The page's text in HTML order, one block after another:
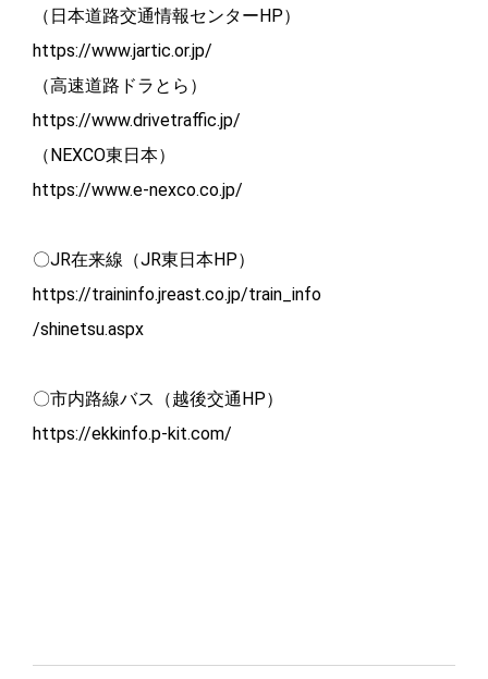
（日本道路交通情報センターHP）
https://www.jartic.or.jp/
（高速道路ドラとら）
https://www.drivetraffic.jp/
（NEXCO東日本）
https://www.e-nexco.co.jp/
〇JR在来線（JR東日本HP）
https://traininfo.jreast.co.jp/train_info
/shinetsu.aspx
〇市内路線バス（越後交通HP）
https://ekkinfo.p-kit.com/